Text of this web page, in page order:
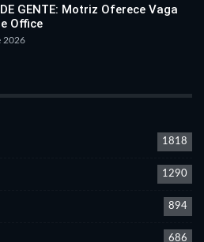
GENTE: Motriz Oferece Vaga
Office
2026
1818
1290
894
686